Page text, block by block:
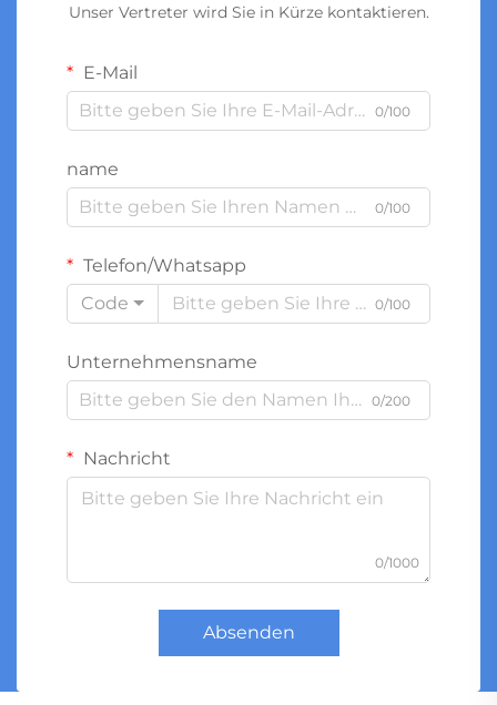
Unser Vertreter wird Sie in Kürze kontaktieren.
E-Mail
0/100
name
0/100
Telefon/Whatsapp
Code
0/100
Unternehmensname
0/200
Nachricht
0/1000
Absenden